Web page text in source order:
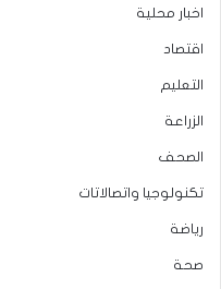
اخبار محلية
اقتصاد
التعليم
الزراعة
الصحف
تكنولوجيا واتصالاتات
رياضة
صحة